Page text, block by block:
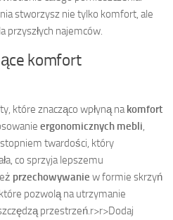
stworzysz nie tylko komfort, ale
najemców.
komfort
które znacząco wpłyną na komfort
ergonomicznych mebli
twardości, który
co sprzyja lepszemu
przechowywanie w formie skrzyń
pozwolą na utrzymanie
przestrzeń. r>r>Dodaj